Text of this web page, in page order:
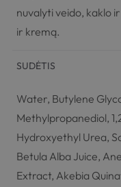
nuvalyti veido, kaklo
ir kremą.
SUDĖTIS
Water, Butylene
Methylpropanediol,
Hydroxyethyl Urea,
Betula Alba Juice,
Extract, Akebia